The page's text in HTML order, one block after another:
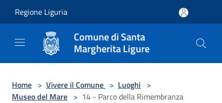
Regione Liguria
Comune di Santa
Margherita Ligure
Home > Vivere il Comune > Luoghi >
Museo del Mare > 14 - Parco della Rimembranza